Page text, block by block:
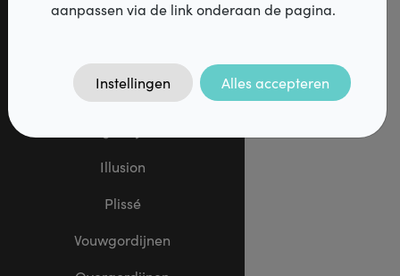
Producten
Horizontale jaloezieën
Illusion
Plissé
Vouwgordijnen
aanpassen via de link onderaan de pagina.
Instellingen Alles accepteren